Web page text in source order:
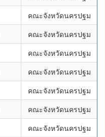
คณะจังหวัดนครปฐม
คณะจังหวัดนครปฐม
คณะจังหวัดนครปฐม
คณะจังหวัดนครปฐม
คณะจังหวัดนครปฐม
คณะจังหวัดนครปฐม
คณะจังหวัดนครปฐม